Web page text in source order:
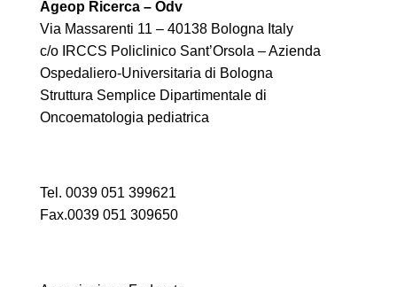
Ageop Ricerca – Odv
Via Massarenti 11 – 40138 Bologna Italy
c/o IRCCS Policlinico Sant’Orsola – Azienda
Ospedaliero-Universitaria di Bologna
Struttura Semplice Dipartimentale di
Oncoematologia pediatrica
Tel. 0039 051 399621
Fax.0039 051 309650